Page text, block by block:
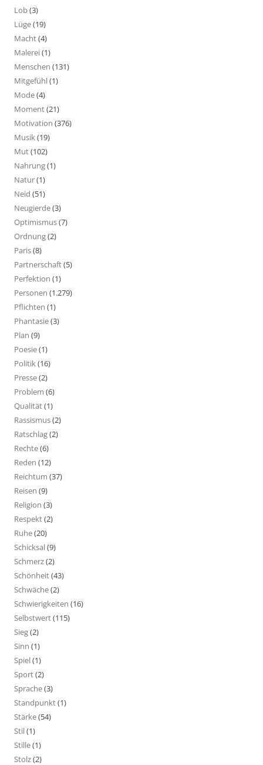
Lob(3)
Lüge(19)
Macht(4)
Malerei(1)
Menschen (131)
Mitgefühl(1)
Mode(4)
Moment(21)
Motivation (376)
Musik(19)
Mut(102)
Nahrung(1)
Natur(1)
Neid (51)
Neugierde(3)
Optimismus(7)
Ordnung(2)
Paris(8)
Partnerschaft(5)
Perfektion (1)
Personen (1.279)
Pflichten (1)
Phantasie(3)
Plan (9)
Poesie(1)
Politik(16)
Presse(2)
Problem (6)
Qualität(1)
Rassismus(2)
Ratschlag(2)
Rechte(6)
Reden (12)
Reichtum (37)
Reisen (9)
Religion (3)
Respekt(2)
Ruhe(20)
Schicksal(9)
Schmerz(2)
Schönheit(43)
Schwäche(2)
Schwierigkeiten (16)
Selbstwert(115)
Sieg(2)
Sinn (1)
Spiel(1)
Sport(2)
Sprache(3)
Standpunkt(1)
Stärke(54)
Stil(1)
Stille(1)
Stolz(2)